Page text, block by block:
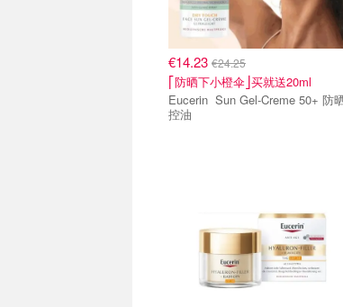
€14.23 €24.25
⎡防晒下小橙伞⎦买就送20ml
Eucerin Sun Gel-Creme 50+ 防晒
控油